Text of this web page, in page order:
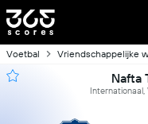
Voetbal Vriendschappelijke
Nafta